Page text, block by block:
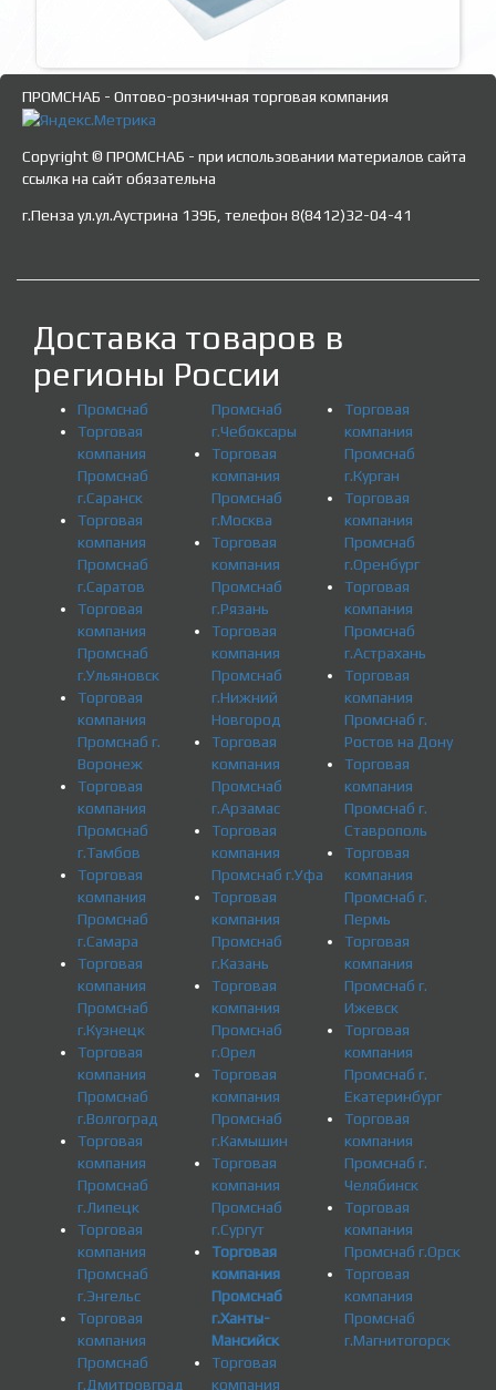
ПРОМСНАБ - Оптово-розничная торговая компания
Copyright © ПРОМСНАБ - при использовании материалов сайта
ссылка на сайт обязательна
г.Пенза ул.ул.Аустрина 139Б, телефон 8(8412)32-04-41
Доставка товаров в
регионы России
Промснаб
Торговая
компания
Промснаб
г.Саранск
Торговая
компания
Промснаб
г.Саратов
Торговая
компания
Промснаб
г.Ульяновск
Торговая
компания
Промснаб г.
Воронеж
Торговая
компания
Промснаб
г.Тамбов
Торговая
компания
Промснаб
г.Самара
Торговая
компания
Промснаб
г.Кузнецк
Торговая
компания
Промснаб
г.Волгоград
Торговая
компания
Промснаб
г.Липецк
Торговая
компания
Промснаб
г.Энгельс
Торговая
компания
Промснаб
г.Дмитровград
Промснаб
г.Чебоксары
Торговая
компания
Промснаб
г.Москва
Торговая
компания
Промснаб
г.Рязань
Торговая
компания
Промснаб
г.Нижний
Новгород
Торговая
компания
Промснаб
г.Арзамас
Торговая
компания
Промснаб г.Уфа
Торговая
компания
Промснаб
г.Казань
Торговая
компания
Промснаб
г.Орел
Торговая
компания
Промснаб
г.Камышин
Торговая
компания
Промснаб
г.Сургут
Торговая
компания
Промснаб
г.Ханты-
Мансийск
Торговая
компания
Торговая
компания
Промснаб
г.Курган
Торговая
компания
Промснаб
г.Оренбург
Торговая
компания
Промснаб
г.Астрахань
Торговая
компания
Промснаб г.
Ростов на Дону
Торговая
компания
Промснаб г.
Ставрополь
Торговая
компания
Промснаб г.
Пермь
Торговая
компания
Промснаб г.
Ижевск
Торговая
компания
Промснаб г.
Екатеринбург
Торговая
компания
Промснаб г.
Челябинск
Торговая
компания
Промснаб г.Орск
Торговая
компания
Промснаб
г.Магнитогорск